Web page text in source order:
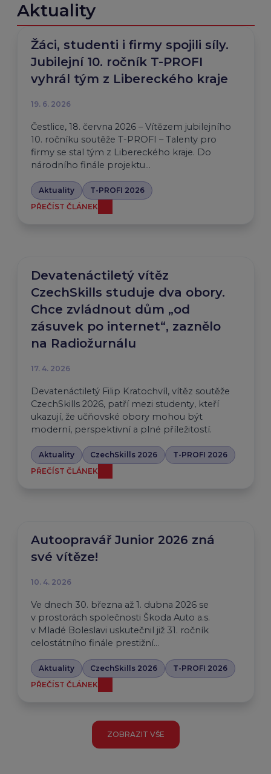
Aktuality
Žáci, studenti i firmy spojili síly.
Jubilejní 10. ročník T-PROFI
vyhrál tým z Libereckého kraje
19. 6. 2026
Čestlice, 18. června 2026 – Vítězem jubilejního
10. ročníku soutěže T-PROFI – Talenty pro
firmy se stal tým z Libereckého kraje. Do
národního finále projektu…
Aktuality
T-PROFI 2026
PŘEČÍST ČLÁNEK
Devatenáctiletý vítěz
CzechSkills studuje dva obory.
Chce zvládnout dům „od
zásuvek po internet“, zaznělo
na Radiožurnálu
17. 4. 2026
Devatenáctiletý Filip Kratochvíl, vítěz soutěže
CzechSkills 2026, patří mezi studenty, kteří
ukazují, že učňovské obory mohou být
moderní, perspektivní a plné příležitostí.
Aktuality CzechSkills 2026
T-PROFI 2026
PŘEČÍST ČLÁNEK
Autoopravář Junior 2026 zná
své vítěze!
10. 4. 2026
Ve dnech 30. března až 1. dubna 2026 se
v prostorách společnosti Škoda Auto a.s.
v Mladé Boleslavi uskutečnil již 31. ročník
celostátního finále prestižní…
Aktuality CzechSkills 2026
T-PROFI 2026
PŘEČÍST ČLÁNEK
ZOBRAZIT VŠE